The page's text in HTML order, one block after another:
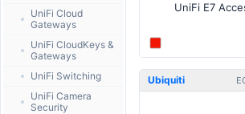
UniFi E7
Ubiquiti
UniFi Cloud
Gateways
UniFi CloudKeys &
Gateways
UniFi Switching
UniFi Camera
Security